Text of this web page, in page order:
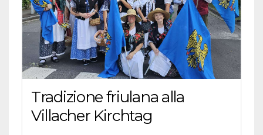
Tradizione friulana alla
Villacher Kirchtag